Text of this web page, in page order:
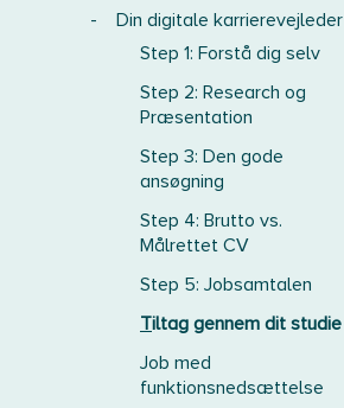
-
Din digitale karrierevejleder
Step 1: Forstå dig selv
Step 2: Research og
Præsentation
Step 3: Den gode
ansøgning
Step 4: Brutto vs.
Målrettet CV
Step 5: Jobsamtalen
Tiltag gennem dit studie
Job med
funktionsnedsættelse